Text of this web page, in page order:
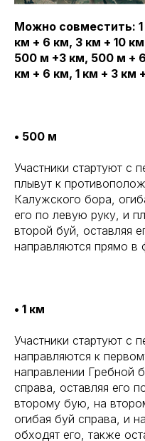
Можно совместить: 1
км + 6 км, 3 км + 10
500 м +3 км, 500 м +
км + 6 км, 1 км + 3 км
• 500 м
Участники стартуют с
плывут к
Калужского бора,
его по левую руку, и
второй буй, оставляя
направляются прямо в
• 1 км
Участники стартуют с
направляются к
направлении Гребной
справа, оставляя его
второму бую, на
огибая буй справа, и
обходят его, также